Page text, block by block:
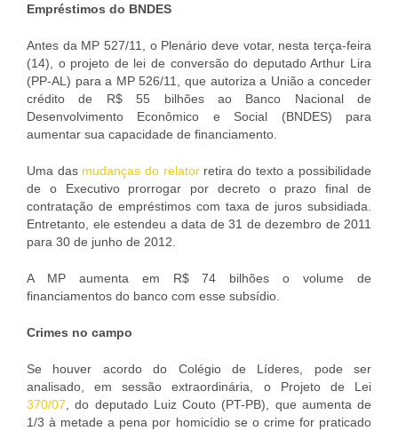
Empréstimos do BNDES
Antes da MP 527/11, o Plenário deve votar, nesta terça-feira
(14), o projeto de lei de conversão do deputado Arthur Lira
(PP-AL) para a MP 526/11, que autoriza a União a conceder
crédito de R$ 55 bilhões ao Banco Nacional de
Desenvolvimento Econômico e Social (BNDES) para
aumentar sua capacidade de financiamento.
Uma das mudanças do relatorretira do texto a possibilidade
de o Executivo prorrogar por decreto o prazo final de
contratação de empréstimos com taxa de juros subsidiada.
Entretanto, ele estendeu a data de 31 de dezembro de 2011
para 30 de junho de 2012.
A MP aumenta em R$ 74 bilhões o volume de
financiamentos do banco com esse subsídio.
Crimes no campo
Se houver acordo do Colégio de Líderes, pode ser
analisado, em sessão extraordinária, o Projeto de Lei
370/07 , do deputado Luiz Couto (PT-PB), que aumenta de
1/3 à metade a pena por homicídio se o crime for praticado